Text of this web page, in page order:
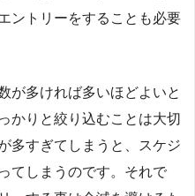
ントリーをすることも必要
が多ければ多いほどよいと
かりと絞り込むことは大切
多すぎてしまうと、スケジ
てしまうのです。それで